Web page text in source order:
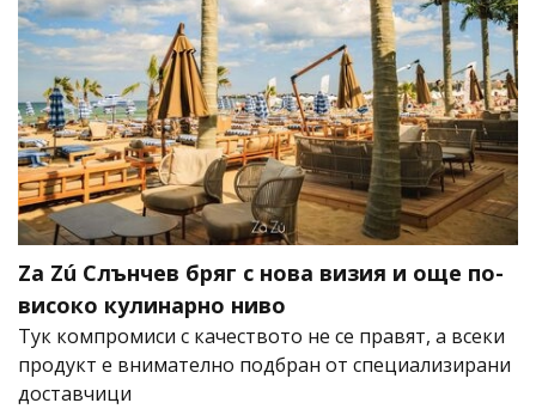
Za Zú Слънчев бряг с нова визия и още по-
високо кулинарно ниво
Тук компромиси с качеството не се правят, а всеки
продукт е внимателно подбран от специализирани
доставчици